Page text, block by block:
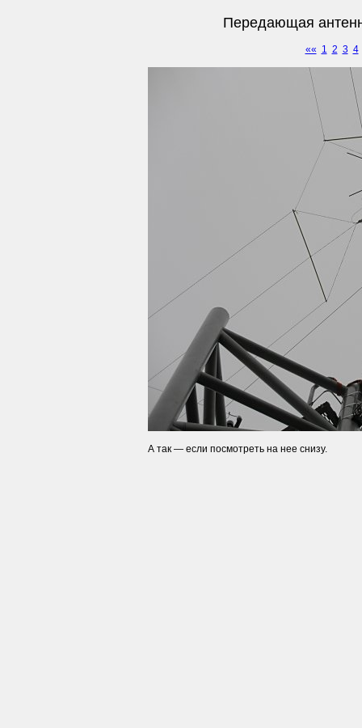
Передающая
«« 1 2 3 4
А так — если посмотреть на нее снизу.